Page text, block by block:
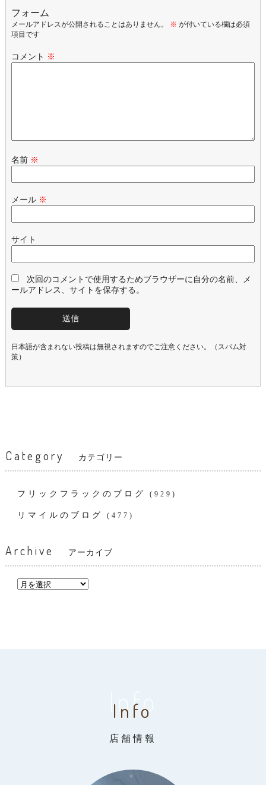
フォーム
メールアドレスが公開されることはありません。 ※ が付いている欄は必須
項目です
コメント ※
名前 ※
メール ※
サイト
次回のコメントで使用するためブラウザーに自分の名前、メ
ールアドレス、サイトを保存する。
日本語が含まれない投稿は無視されますのでご注意ください。（スパム対
策）
Category カテゴリー
フリックフラックのブログ (929)
リマイルのブログ (477)
Archive アーカイブ
Info
Info
店舗情報